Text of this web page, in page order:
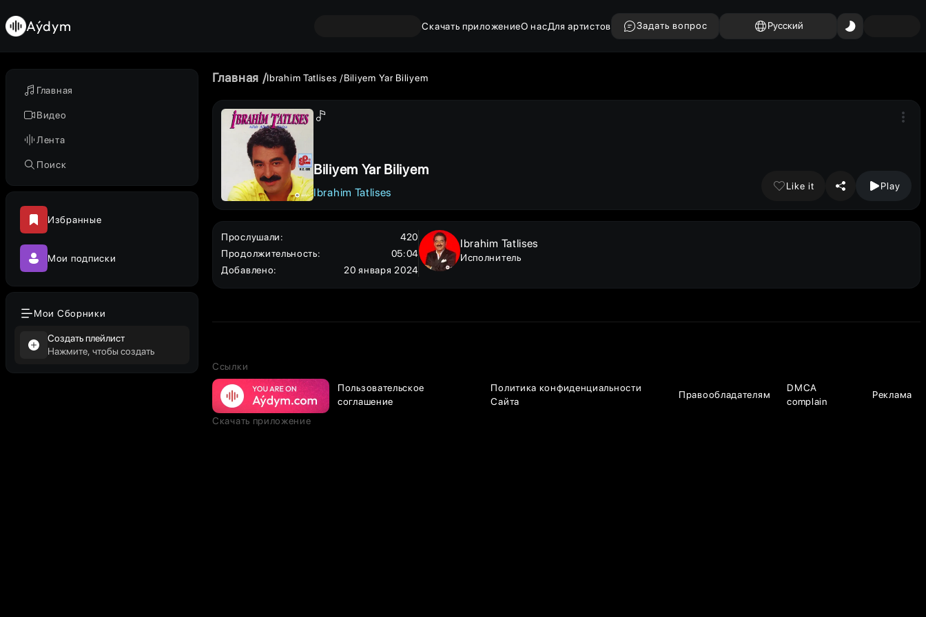
Главная
Видео
Лента
Поиск
Избранные
Мои подписки
Мои Сборники
Создать плейлист
Нажмите, чтобы создать
Aýdym Скачать приложениеО насДля артистов Задать вопрос Русский
Главная Ibrahim Tatlises Biliyem Yar Biliyem
Biliyem Yar Biliyem
Ibrahim Tatlises
Like it Play
Прослушали:
420
Продолжительность:
05:04
Добавлено: 20 января 2024
Ibrahim Tatlises
Исполнитель
Ссылки
Пользовательское
соглашение
Политика конфиденциальности
Сайта
Правообладателям
DMCA
complain
Реклама
Скачать приложение